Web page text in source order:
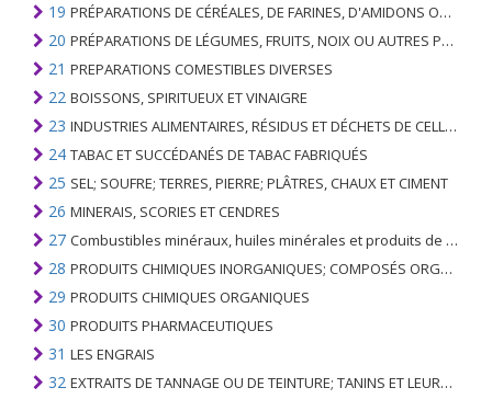
19 PRÉPARATIONS DE CÉRÉALES, DE FARINES, D'AMIDONS OU DE LAIT; PRODUITS DE PATISSERIE
20 PRÉPARATIONS DE LÉGUMES, FRUITS, NOIX OU AUTRES PARTIES DE PLANTES
21 PREPARATIONS COMESTIBLES DIVERSES
22 BOISSONS, SPIRITUEUX ET VINAIGRE
23 INDUSTRIES ALIMENTAIRES, RÉSIDUS ET DÉCHETS DE CELLES-CI; FOURRAGE ANIMAL PRÉPARÉ
24 TABAC ET SUCCÉDANÉS DE TABAC FABRIQUÉS
25 SEL; SOUFRE; TERRES, PIERRE; PLÂTRES, CHAUX ET CIMENT
26 MINERAIS, SCORIES ET CENDRES
27 Combustibles minéraux, huiles minérales et produits de leur distillation; SUBSTANCES BITUMINEUSES; CIRES MINÉRALES
28 PRODUITS CHIMIQUES INORGANIQUES; COMPOSÉS ORGANIQUES ET INORGANIQUES DE MÉTAUX PRÉCIEUX; DE MÉTAUX DES TERRES RARES, D'ÉLÉMENTS RADIOACTIFS ET D'ISOTOPES
29 PRODUITS CHIMIQUES ORGANIQUES
30 PRODUITS PHARMACEUTIQUES
31 LES ENGRAIS
32 EXTRAITS DE TANNAGE OU DE TEINTURE; TANINS ET LEURS DERIVES; COLORANTS, PIGMENTS ET AUTRES MATIERES COLORANTES; PEINTURES, VERNIS; MASTIC, AUTRES MASTIQUES; ENCRES